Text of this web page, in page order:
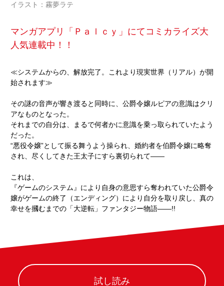
イラスト：霧夢ラテ
マンガアプリ「Ｐａｌｃｙ」にてコミカライズ大
人気連載中！！
≪システムからの、解放完了。これより現実世界（リアル）が開
始されます≫
その謎の音声が響き渡ると同時に、公爵令嬢ルピアの意識はクリ
アなものとなった。
それまでの自分は、まるで何者かに意識を乗っ取られていたよう
だった。
“悪役令嬢”として振る舞うよう操られ、婚約者を伯爵令嬢に略奪
され、尽くしてきた王太子にすら裏切られて――
これは、
『ゲームのシステム』により自身の意思すら奪われていた公爵令
嬢がゲームの終了（エンディング）により自分を取り戻し、真の
幸せを摑むまでの「大逆転」ファンタジー物語――!!
試し読み